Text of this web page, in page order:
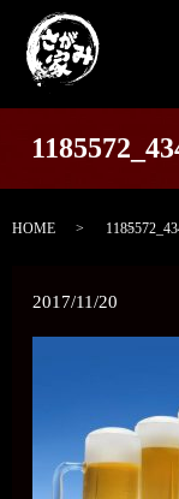
HOME
2017/11/20